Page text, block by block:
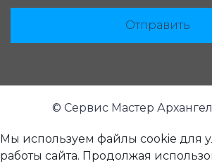
Отправить
© Сервис Мастер
Мы используем файлы cookie для
работы сайта. Продолжая